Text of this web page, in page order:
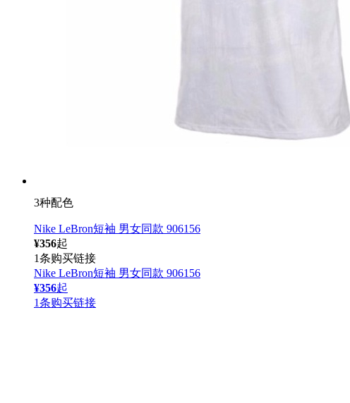
3种配色
Nike LeBron短袖 男女同款 906156
¥356起
1条购买链接
Nike LeBron短袖 男女同款 906156
¥356起
1条购买链接